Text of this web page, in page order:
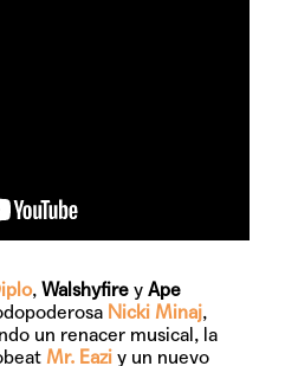
,Walshyfire yApe
Nicki Minaj,
un renacer musical, la
Mr. Eazi y un nuevo